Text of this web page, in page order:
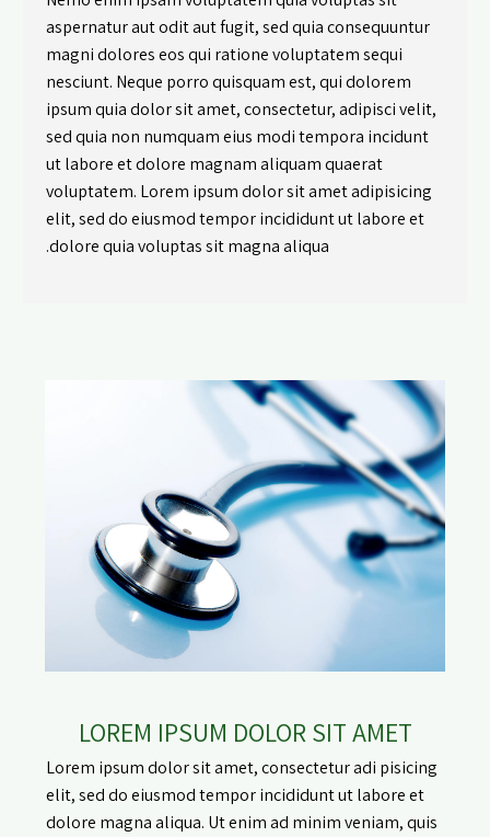
aspernatur aut odit aut fugit, sed quia consequuntur
magni dolores eos qui ratione voluptatem sequi
nesciunt. Neque porro quisquam est, qui dolorem
ipsum quia dolor sit amet, consectetur, adipisci velit,
sed quia non numquam eius modi tempora incidunt
ut labore et dolore magnam aliquam quaerat
voluptatem. Lorem ipsum dolor sit amet adipisicing
elit, sed do eiusmod tempor incididunt ut labore et
dolore quia voluptas sit magna aliqua.
LOREM IPSUM DOLOR SIT AMET
Lorem ipsum dolor sit amet, consectetur adi pisicing
elit, sed do eiusmod tempor incididunt ut labore et
dolore magna aliqua. Ut enim ad minim veniam, quis